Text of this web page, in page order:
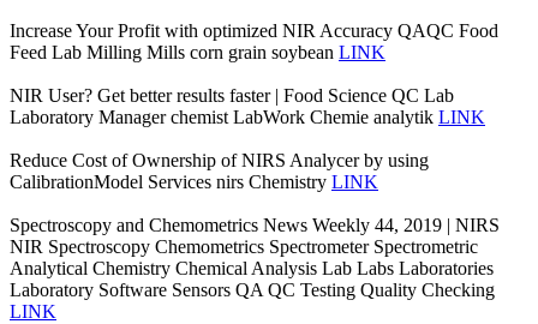
Increase Your Profit with optimized NIR Accuracy QAQC Food
Feed Lab Milling Mills corn grain soybean LINK
NIR User? Get better results faster | Food Science QC Lab
Laboratory Manager chemist LabWork Chemie analytik LINK
Reduce Cost of Ownership of NIRS Analycer by using
CalibrationModel Services nirs Chemistry LINK
Spectroscopy and Chemometrics News Weekly 44, 2019 | NIRS
NIR Spectroscopy Chemometrics Spectrometer Spectrometric
Analytical Chemistry Chemical Analysis Lab Labs Laboratories
Laboratory Software Sensors QA QC Testing Quality Checking
LINK